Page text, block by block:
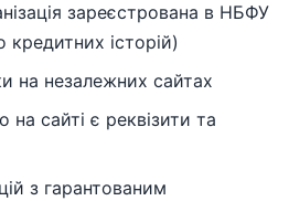
зареєстрована в НБФУ
історій)
на незалежних сайтах
сайті є реквізити та
з гарантованим